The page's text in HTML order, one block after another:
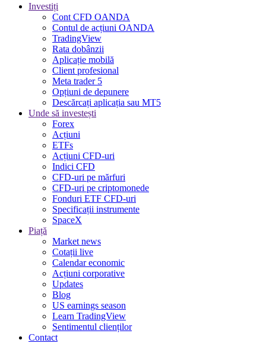
Investiți
Cont CFD OANDA
Contul de acțiuni OANDA
TradingView
Rata dobânzii
Aplicație mobilă
Client profesional
Meta trader 5
Opțiuni de depunere
Descărcați aplicația sau MT5
Unde să investești
Forex
Acțiuni
ETFs
Acțiuni CFD-uri
Indici CFD
CFD-uri pe mărfuri
CFD-uri pe criptomonede
Fonduri ETF CFD-uri
Specificații instrumente
SpaceX
Piață
Market news
Cotații live
Calendar economic
Acțiuni corporative
Updates
Blog
US earnings season
Learn TradingView
Sentimentul clienților
Contact